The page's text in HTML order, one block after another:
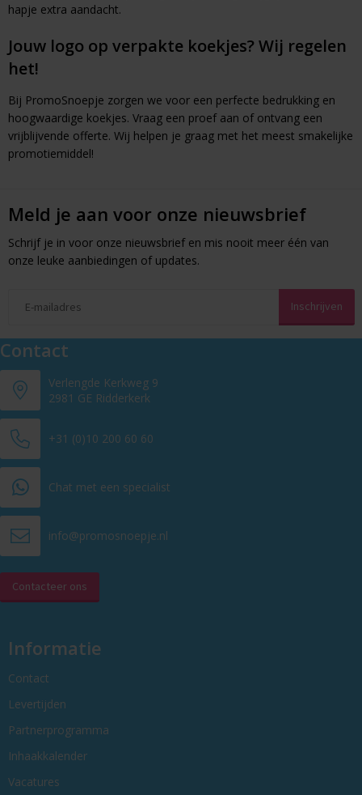
hapje extra aandacht.
Jouw logo op verpakte koekjes? Wij regelen
het!
Bij PromoSnoepje zorgen we voor een perfecte bedrukking en
hoogwaardige koekjes. Vraag een proef aan of ontvang een
vrijblijvende offerte. Wij helpen je graag met het meest smakelijke
promotiemiddel!
Meld je aan voor onze nieuwsbrief
Schrijf je in voor onze nieuwsbrief en mis nooit meer één van
onze leuke aanbiedingen of updates.
Contact
Verlengde Kerkweg 9
2981 GE Ridderkerk
+31 (0)10 200 60 60
Chat met een specialist
info@promosnoepje.nl
Contacteer ons
Informatie
Contact
Levertijden
Partnerprogramma
Inhaakkalender
Vacatures